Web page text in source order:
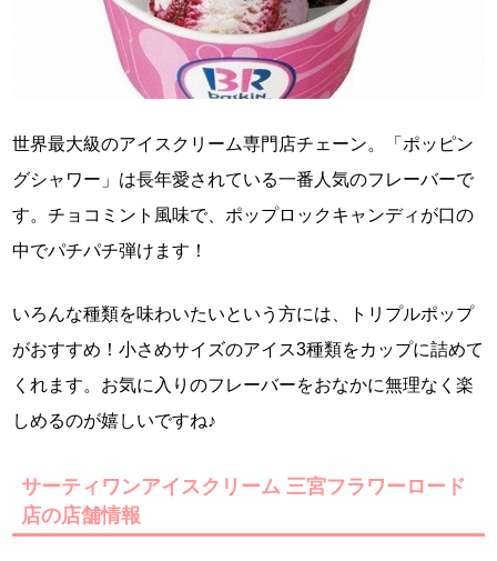
世界最大級のアイスクリーム専門店チェーン。「ポッピン
グシャワー」は長年愛されている一番人気のフレーバーで
す。チョコミント風味で、ポップロックキャンディが口の
中でパチパチ弾けます！
いろんな種類を味わいたいという方には、トリプルポップ
がおすすめ！小さめサイズのアイス3種類をカップに詰めて
くれます。お気に入りのフレーバーをおなかに無理なく楽
しめるのが嬉しいですね♪
サーティワンアイスクリーム 三宮フラワーロード
店の店舗情報